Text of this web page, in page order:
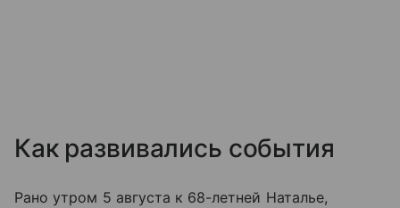
Как развивались события
Рано утром 5 августа к 68-летней Наталье,